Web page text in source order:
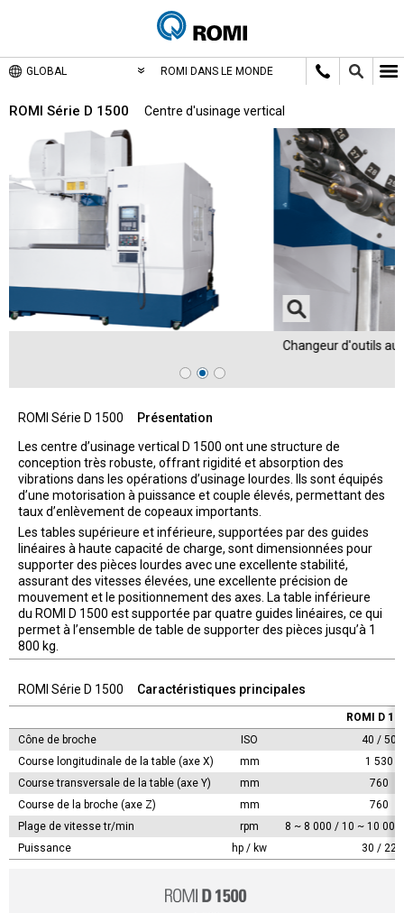
GLOBAL ROMI DANS LE MONDE
ROMI Série D 1500 Centre d'usinage vertical
Changeur d'outils automatique
ROMI Série D 1500
Présentation
Les centre d’usinage vertical D 1500 ont une structure de
conception très robuste, offrant rigidité et absorption des
vibrations dans les opérations d’usinage lourdes. Ils sont équipés
d’une motorisation à puissance et couple élevés, permettant des
taux d’enlèvement de copeaux importants.
Les tables supérieure et inférieure, supportées par des guides
linéaires à haute capacité de charge, sont dimensionnées pour
supporter des pièces lourdes avec une excellente stabilité,
assurant des vitesses élevées, une excellente précision de
mouvement et le positionnement des axes. La table inférieure
du ROMI D 1500 est supportée par quatre guides linéaires, ce qui
permet à l’ensemble de table de supporter des pièces jusqu’à 1
800 kg.
ROMI Série D 1500 Caractéristiques principales
ROMI D
Cône de broche
ISO
40 / 50
Course longitudinale de la table (axe X)
mm
1 530
Course transversale de la table (axe Y)
mm
760
Course de la broche (axe Z)
mm
760
Plage de vitesse tr/min
rpm
8 ~ 8 000 / 10 ~ 10
Puissance
hp / kw 30 / 22